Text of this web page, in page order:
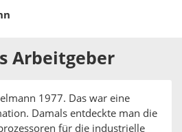
Arbeitgeber
1977. Das war eine
Damals entdeckte man die
für die industrielle